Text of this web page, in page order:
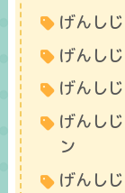
げんし
げんし
げんし
げんし
ン
げんし